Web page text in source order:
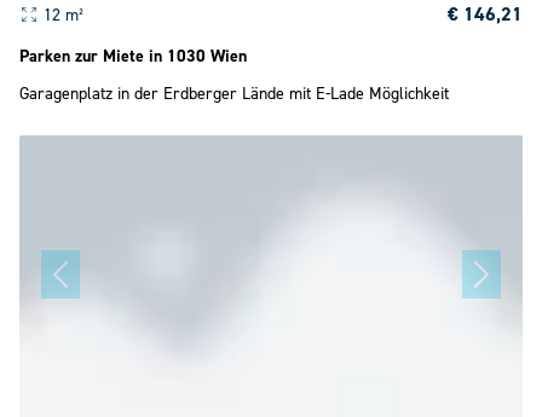
12 m² € 146,21
Parken zur Miete in 1030 Wien
Garagenplatz in der Erdberger Lände mit E-Lade Möglichkeit